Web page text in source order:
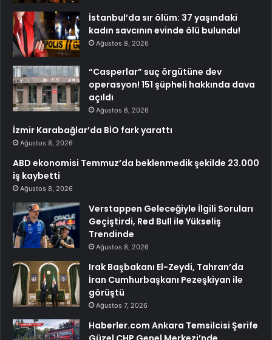
İstanbul’da sır ölüm: 37 yaşındaki
kadın savcının evinde ölü bulundu!
Ağustos 8, 2026
“Casperlar” suç örgütüne dev
operasyon! 151 şüpheli hakkında dava
açıldı
Ağustos 8, 2026
İzmir Karabağlar’da BİO fark yarattı
Ağustos 8, 2026
ABD ekonomisi Temmuz’da beklenmedik şekilde 23.000
iş kaybetti
Ağustos 8, 2026
Verstappen Geleceğiyle İlgili Soruları
Geçiştirdi, Red Bull ile Yükseliş
Trendinde
Ağustos 8, 2026
Irak Başbakanı El-Zeydi, Tahran’da
İran Cumhurbaşkanı Pezeşkiyan ile
görüştü
Ağustos 7, 2026
Haberler.com Ankara Temsilcisi Şerife